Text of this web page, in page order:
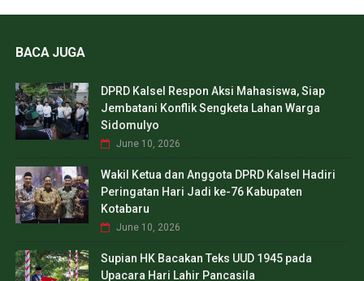
BACA JUGA
DPRD Kalsel Respon Aksi Mahasiswa, Siap
Jembatani Konflik Sengketa Lahan Warga
Sidomulyo
June 10, 2026
Wakil Ketua dan Anggota DPRD Kalsel Hadiri
Peringatan Hari Jadi ke-76 Kabupaten
Kotabaru
June 10, 2026
Supian HK Bacakan Teks UUD 1945 pada
Upacara Hari Lahir Pancasila